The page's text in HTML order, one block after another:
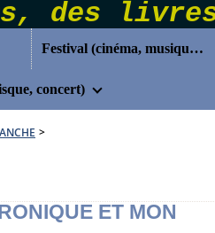
Festival (cinéma, musique...)
concert)
>
ET MON